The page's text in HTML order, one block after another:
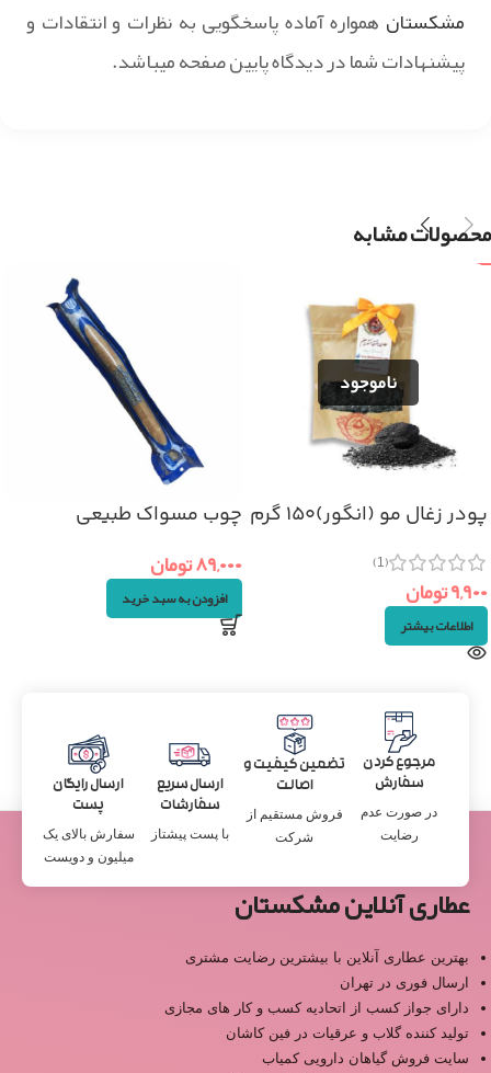
مشکستان همواره آماده پاسخگویی به نظرات و انتقادات و
پیشنهادات شما در دیدگاه پایین صفحه میباشد.
محصولات مشابه
پودر زغال مو (انگور)۱۵۰ گرم
(1)
۹,۹۰۰تومان
اطلاعات بیشتر
چوب مسواک طبیعی
۸۹,۰۰۰تومان
افزودن به سبد خرید
مرجوع کردن
سفارش
در صورت عدم
رضایت
تضمین کیفیت و
اصالت
فروش مستقیم از
شرکت
ارسال سریع
سفارشات
با پست پیشتاز
ارسال رایگان
پست
سفارش بالای یک
میلیون و دویست
عطاری آنلاین مشکستان
بهترین عطاری آنلاین با بیشترین رضایت مشتری
ارسال فوری در تهران
دارای جواز کسب از اتحادیه کسب و کار های مجازی
تولید کننده گلاب و عرقیات در فین کاشان
سایت فروش گیاهان دارویی کمیاب